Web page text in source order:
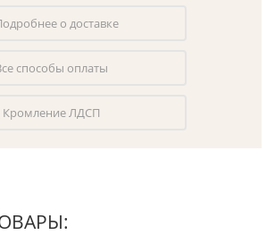
о доставке
способы оплаты
Кромление ЛДСП